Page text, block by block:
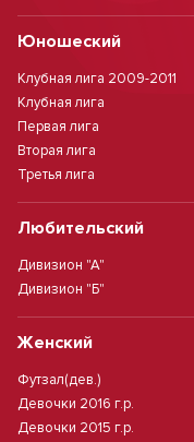
Юношеский
Клубная лига 2009-2011
Клубная лига
Первая лига
Вторая лига
Третья лига
Любительский
Дивизион "А"
Дивизион "Б"
Женский
Футзал(дев.)
Девочки 2016 г.р.
Девочки 2015 г.р.